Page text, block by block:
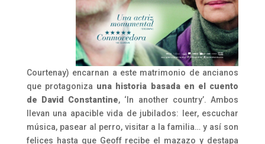
Courtenay) encarnan a este matrimonio de ancianos
que protagoniza una historia basada en el cuento
de David Constantine, ‘In another country’. Ambos
llevan una apacible vida de jubilados: leer, escuchar
música, pasear al perro, visitar a la familia… y así son
felices hasta que Geoff recibe el mazazo y destapa